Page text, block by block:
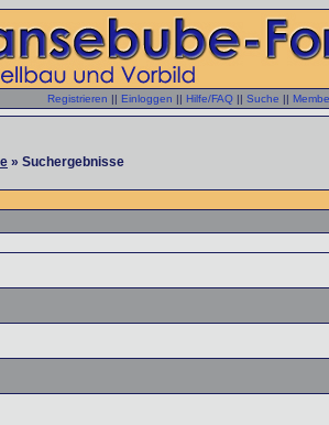
Registrieren || Einloggen || Hilfe/FAQ || Suche ||
» Suchergebnisse